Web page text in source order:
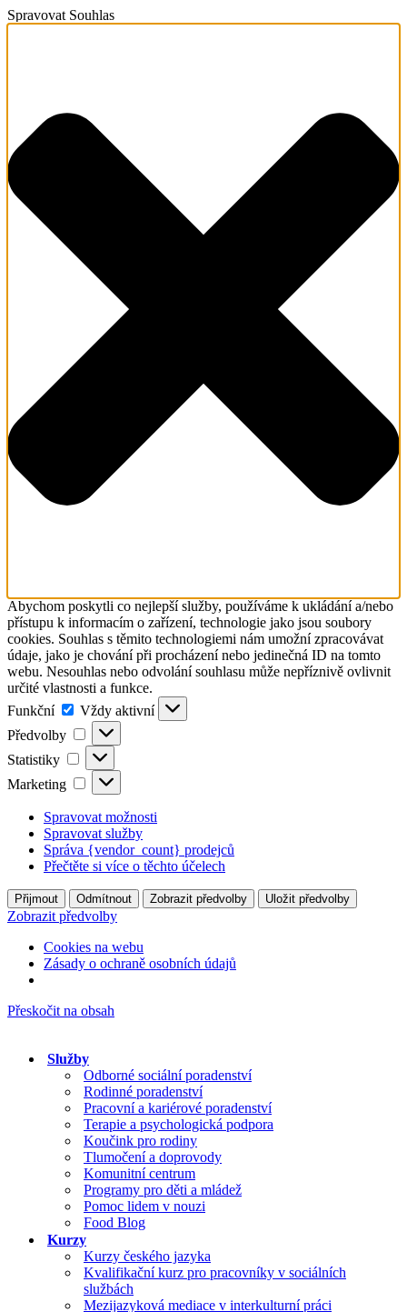
Spravovat Souhlas
Abychom poskytli co nejlepší služby, používáme k ukládání a/nebo
přístupu k informacím o zařízení, technologie jako jsou soubory
cookies. Souhlas s těmito technologiemi nám umožní zpracovávat
údaje, jako je chování při procházení nebo jedinečná ID na tomto
webu. Nesouhlas nebo odvolání souhlasu může nepříznivě ovlivnit
určité vlastnosti a funkce.
Funkční
Funkční
Vždy aktivní
Předvolby
Předvolby
Statistiky Statistiky
Marketing Marketing
Spravovat možnosti
Spravovat služby
Správa {vendor_count} prodejců
Přečtěte si více o těchto účelech
Přijmout Odmítnout Zobrazit předvolby Uložit předvolby
Zobrazit předvolby
Cookies na webu
Zásady o ochraně osobních údajů
Přeskočit na obsah
Služby
Odborné sociální poradenství
Rodinné poradenství
Pracovní a kariérové poradenství
Terapie a psychologická podpora
Koučink pro rodiny
Tlumočení a doprovody
Komunitní centrum
Programy pro děti a mládež
Pomoc lidem v nouzi
Food Blog
Kurzy
Kurzy českého jazyka
Kvalifikační kurz pro pracovníky v sociálních
službách
Mezijazyková mediace v interkulturní práci